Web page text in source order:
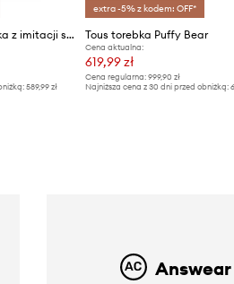
Tous listonoszka damska z imitacji skóry
589,99 zł
extra -5% z kodem: OFF*
Tous torebka Puffy Bear
Cena aktualna:
619,99 zł
Cena regularna: 999,90 zł
Najniższa cena z 30 dni przed obniżką: